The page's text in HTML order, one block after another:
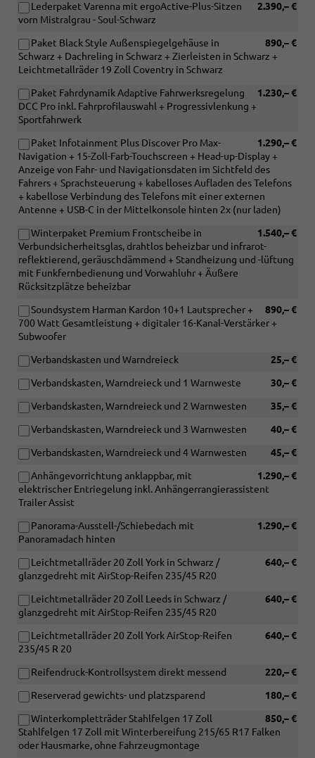
2.390,– €
Lederpaket Varenna mit ergoActive-Plus-Sitzen
vorn Mistralgrau - Soul-Schwarz
890,– €
Paket Black Style Außenspiegelgehäuse in
Schwarz + Dachreling in Schwarz + Zierleisten in Schwarz +
Leichtmetallräder 19 Zoll Coventry in Schwarz
1.230,– €
Paket Fahrdynamik Adaptive Fahrwerksregelung
DCC Pro inkl. Fahrprofilauswahl + Progressivlenkung +
Sportfahrwerk
1.290,– €
Paket Infotainment Plus Discover Pro Max-
Navigation + 15-Zoll-Farb-Touchscreen + Head-up-Display +
Anzeige von Fahr- und Navigationsdaten im Sichtfeld des
Fahrers + Sprachsteuerung + kabelloses Aufladen des Telefons
+ kabellose Verbindung des Telefons mit einer externen
Antenne + USB-C in der Mittelkonsole hinten 2x (nur laden)
1.540,– €
Winterpaket Premium Frontscheibe in
Verbundsicherheitsglas, drahtlos beheizbar und infrarot-
reflektierend, geräuschdämmend + Standheizung und -lüftung
mit Funkfernbedienung und Vorwahluhr + Äußere
Rücksitzplätze beheizbar
890,– €
Soundsystem Harman Kardon 10+1 Lautsprecher +
700 Watt Gesamtleistung + digitaler 16-Kanal-Verstärker +
Subwoofer
25,– €
Verbandskasten und Warndreieck
30,– €
Verbandskasten, Warndreieck und 1 Warnweste
35,– €
Verbandskasten, Warndreieck und 2 Warnwesten
40,– €
Verbandskasten, Warndreieck und 3 Warnwesten
45,– €
Verbandskasten, Warndreieck und 4 Warnwesten
1.290,– €
Anhängevorrichtung anklappbar, mit
elektrischer Entriegelung inkl. Anhängerrangierassistent
Trailer Assist
1.290,– €
Panorama-Ausstell-/Schiebedach mit
Panoramadach hinten
640,– €
Leichtmetallräder 20 Zoll York in Schwarz /
glanzgedreht mit AirStop-Reifen 235/45 R20
640,– €
Leichtmetallräder 20 Zoll Leeds in Schwarz /
glanzgedreht mit AirStop-Reifen 235/45 R20
640,– €
Leichtmetallräder 20 Zoll York AirStop-Reifen
235/45 R 20
220,– €
Reifendruck-Kontrollsystem direkt messend
180,– €
Reserverad gewichts- und platzsparend
850,– €
Winterkompletträder Stahlfelgen 17 Zoll
Stahlfelgen 17 Zoll mit Winterbereifung 215/65 R17 Falken
oder Hausmarke, ohne Fahrzeugmontage